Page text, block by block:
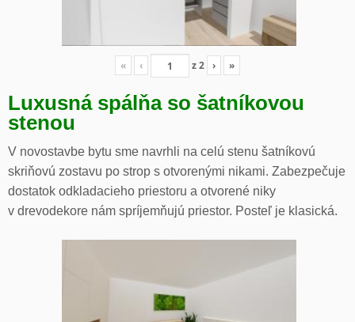
« ‹ z2 › »
Luxusná spálňa so šatníkovou
stenou
V novostavbe bytu sme navrhli na celú stenu šatníkovú
skriňovú zostavu po strop s otvorenými nikami. Zabezpečuje
dostatok odkladacieho priestoru a otvorené niky
v drevodekore nám spríjemňujú priestor. Posteľ je klasická.